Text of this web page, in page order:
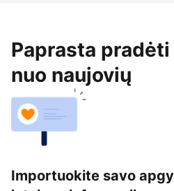
Paprasta
nuo naujovių
Importuokite savo